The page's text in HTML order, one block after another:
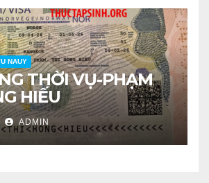
NAUY
THỜI VỤ-PHẠM
HIẾU
ADMIN